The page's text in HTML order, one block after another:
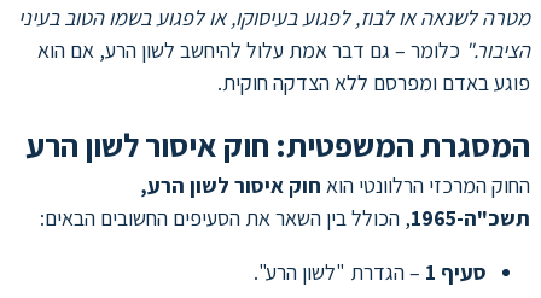
מטרה לשנאה או לבוז, לפגוע בעיסוקו, או לפגוע בשמו הטוב בעיני
הציבור." כלומר – גם דבר אמת עלול להיחשב לשון הרע, אם הוא
פוגע באדם ומפרסם ללא הצדקה חוקית.
המסגרת המשפטית: חוק איסור לשון הרע
החוק המרכזי הרלוונטי הוא חוק איסור לשון הרע,
תשכ"ה-1965
, הכולל בין השאר את הסעיפים החשובים הבאים:
סעיף 1
– הגדרת "לשון הרע".